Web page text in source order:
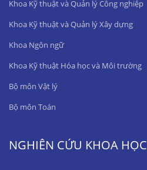
Khoa Kỹ thuật và Quản lý Công nghiệp
Khoa Kỹ thuật và Quản lý Xây dựng
Khoa Ngôn ngữ
Khoa Kỹ thuật Hóa học và Môi trường
Bộ môn Vật lý
Bộ môn Toán
NGHIÊN CỨU KHOA HỌC